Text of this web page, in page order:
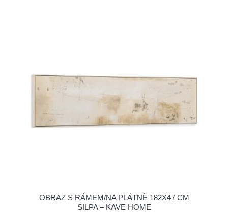
OBRAZ S RÁMEM/NA PLÁTNĚ 182X47 CM
SILPA – KAVE HOME